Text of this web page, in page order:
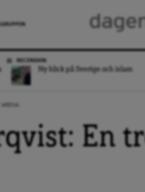
RECENSION
Ny blick på Sverige och islam
En